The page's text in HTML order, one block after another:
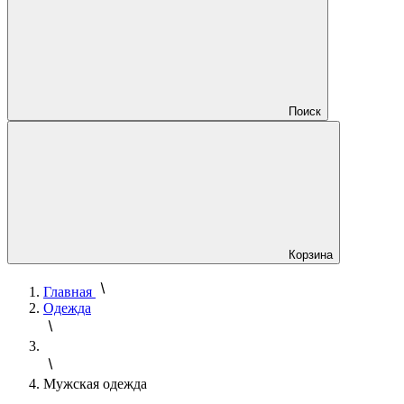
Поиск
Корзина
Главная
Одежда
Мужская одежда